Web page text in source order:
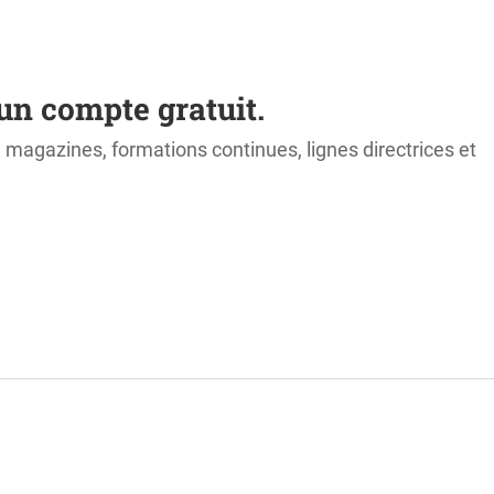
compte gratuit.
formations continues, lignes directrices et